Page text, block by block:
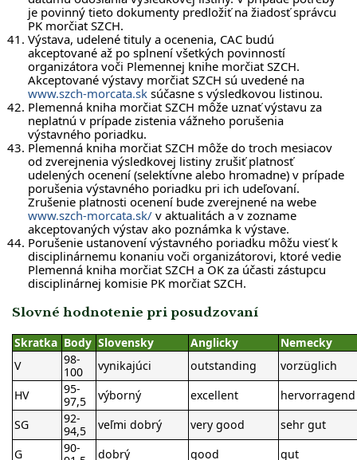
je povinný tieto dokumenty predložiť na žiadosť správcu
PK morčiat SZCH.
Výstava, udelené tituly a ocenenia, CAC budú
akceptované až po splnení všetkých povinností
organizátora voči Plemennej knihe morčiat SZCH.
Akceptované výstavy morčiat SZCH sú uvedené na
www.szch-morcata.sk súčasne s výsledkovou listinou.
Plemenná kniha morčiat SZCH môže uznať výstavu za
neplatnú v prípade zistenia vážneho porušenia
výstavného poriadku.
Plemenná kniha morčiat SZCH môže do troch mesiacov
od zverejnenia výsledkovej listiny zrušiť platnosť
udelených ocenení (selektívne alebo hromadne) v prípade
porušenia výstavného poriadku pri ich udeľovaní.
Zrušenie platnosti ocenení bude zverejnené na webe
www.szch-morcata.sk/ v aktualitách a v zozname
akceptovaných výstav ako poznámka k výstave.
Porušenie ustanovení výstavného poriadku môžu viesť k
disciplinárnemu konaniu voči organizátorovi, ktoré vedie
Plemenná kniha morčiat SZCH a OK za účasti zástupcu
disciplinárnej komisie PK morčiat SZCH.
Slovné hodnotenie pri posudzovaní
Skratka Body Slovensky Anglicky
Nemecky
V
98-
100
vynikajúci outstanding
vorzüglich
HV
95-
97,5
výborný excellent
hervorragend
SG
92-
94,5
veľmi dobrý very good
sehr gut
G
90-
dobrý good gut